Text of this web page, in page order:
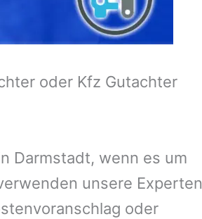
oder Kfz Gutachter
Darmstadt, wenn es um
unsere Experten
oder